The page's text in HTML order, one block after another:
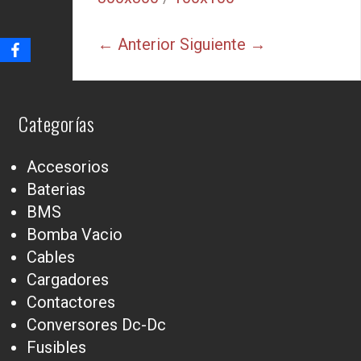
← Anterior Siguiente →
Categorías
Accesorios
Baterias
BMS
Bomba Vacio
Cables
Cargadores
Contactores
Conversores Dc-Dc
Fusibles